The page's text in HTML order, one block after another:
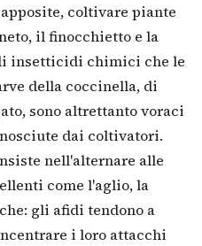
coltivare piante
il finocchietto e la
insetticidi chimici che le
della coccinella, di
sono altrettanto voraci
dai coltivatori.
nell'alternare alle
come l'aglio, la
gli afidi tendono a
i loro attacchi